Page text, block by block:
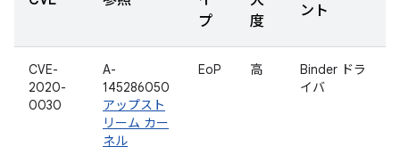
プ
度
ント
CVE-
2020-
0030
A-
145286050
アップスト
リーム カー
ネル
EoP 高
Binder ドラ
イバ